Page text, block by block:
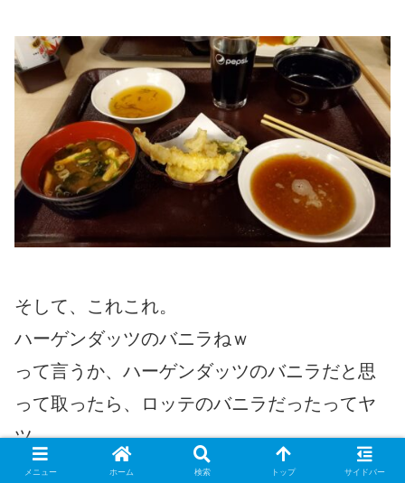
そして、これこれ。
ハーゲンダッツのバニラねｗ
って言うか、ハーゲンダッツのバニラだと思
って取ったら、ロッテのバニラだったってヤ
ツ。
非常に甘いし、
メニュー ホーム 検索 トップ サイドバー